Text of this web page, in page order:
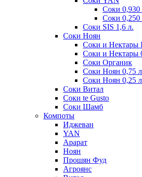
Соки 0,930
Соки 0,250
Соки SIS 1,6 л.
Соки Ноян
Соки и Нектары
Соки и Нектары
Соки Органик
Соки Ноян 0,75 л
Соки Ноян 0,25 л
Соки Витал
Соки te Gusto
Соки Шамб
Компоты
Иджеван
YAN
Арарат
Ноян
Прошян Фуд
Агроянс